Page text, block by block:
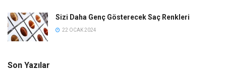
Sizi Daha Genç Gösterecek Saç Renkleri
22 OCAK 2024
Son Yazılar